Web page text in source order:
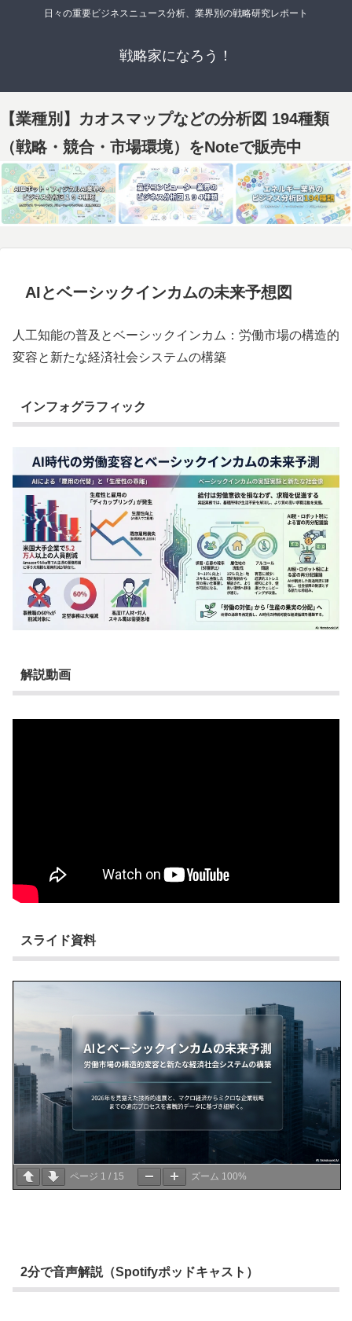
日々の重要ビジネスニュース分析、業界別の戦略研究レポート
戦略家になろう！
【業種別】カオスマップなどの分析図 194種類
（戦略・競合・市場環境）をNoteで販売中
AIとベーシックインカムの未来予想図
人工知能の普及とベーシックインカム：労働市場の構造的
変容と新たな経済社会システムの構築
インフォグラフィック
解説動画
スライド資料
ページ 1 / 15 ズーム 100%
2分で音声解説（Spotifyポッドキャスト）